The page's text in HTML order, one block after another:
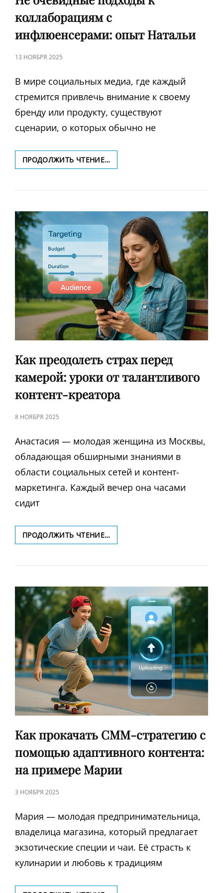
коллаборациям с
инфлюенсерами: опыт Натальи
ЗАПИСЬ
13 НОЯБРЯ 2025
В мире социальных медиа, где каждый
стремится привлечь внимание к своему
бренду или продукту, существуют
сценарии, о которых обычно не
ПРОДОЛЖИТЬ ЧТЕНИЕ…НЕ
ОЧЕВИДНЫЕ
К
С
ИНФЛЮЕНСЕРАМИ:
ОПЫТ
НАТАЛЬИ
Как преодолеть страх перед
камерой: уроки от талантливого
контент-креатора
ЗАПИСЬ
8 НОЯБРЯ 2025
Анастасия — молодая женщина из Москвы,
обладающая обширными знаниями в
области социальных сетей и контент-
маркетинга. Каждый вечер она часами
сидит
ПРОДОЛЖИТЬ ЧТЕНИЕ…КАК
ПРЕОДОЛЕТЬ
ПЕРЕД
УРОКИ
ОТ
ТАЛАНТЛИВОГО
КОНТЕНТ-
КРЕАТОРА
Как прокачать СММ-стратегию с
помощью адаптивного контента:
на примере Марии
ЗАПИСЬ
3 НОЯБРЯ 2025
Мария — молодая предпринимательница,
владелица магазина, который предлагает
экзотические специи и чаи. Её страсть к
кулинарии и любовь к традициям